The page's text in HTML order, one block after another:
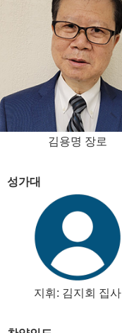
김용명 장로
성가대
지휘: 김지회 집사